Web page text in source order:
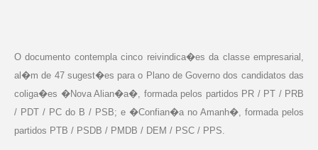
O documento contempla cinco reivindica�es da classe empresarial,
al�m de 47 sugest�es para o Plano de Governo dos candidatos das
coliga�es �Nova Alian�a�, formada pelos partidos PR / PT / PRB
/ PDT / PC do B / PSB; e �Confian�a no Amanh�, formada pelos
partidos PTB / PSDB / PMDB / DEM / PSC / PPS.